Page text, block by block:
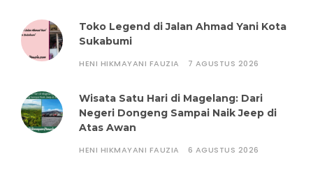
Toko Legend di Jalan Ahmad Yani Kota
Sukabumi
HENI HIKMAYANI FAUZIA 7 AGUSTUS 2026
Wisata Satu Hari di Magelang: Dari
Negeri Dongeng Sampai Naik Jeep di
Atas Awan
HENI HIKMAYANI FAUZIA 6 AGUSTUS 2026